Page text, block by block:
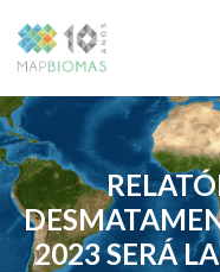
2023 SERÁ